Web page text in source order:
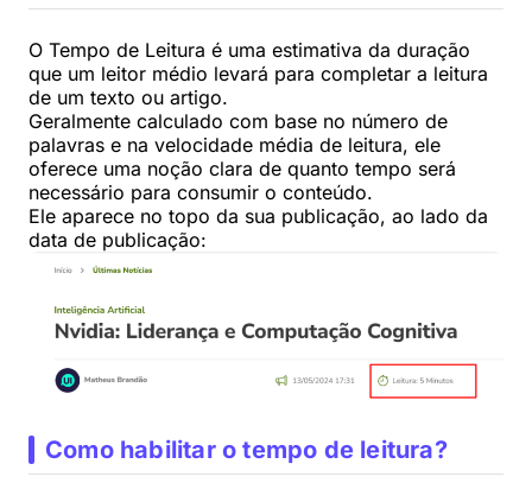
O Tempo de Leitura é uma estimativa da duração
que um leitor médio levará para completar a leitura
de um texto ou artigo.
Geralmente calculado com base no número de
palavras e na velocidade média de leitura, ele
oferece uma noção clara de quanto tempo será
necessário para consumir o conteúdo.
Ele aparece no topo da sua publicação, ao lado da
data de publicação:
Como habilitar o tempo de leitura?